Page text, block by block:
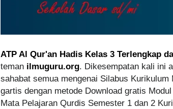
ATP Al Qur'an Hadis Kelas 3 Terlengkap
teman ilmuguru.org. Dikesempatan kali ini
sahabat semua mengenai Silabus
gartis dengan metode Download gratis
Mata Pelajaran Qurdis Semester 1 dan 2